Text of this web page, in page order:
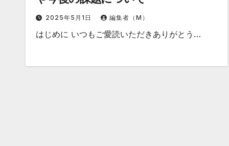
2025年5月1日 編集者（M）
はじめに いつもご愛読いただきありがとう…